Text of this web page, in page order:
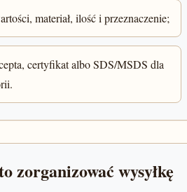
materiał, ilość i przeznaczenie;
certyfikat albo SDS/MSDS dla
zorganizować wysyłkę